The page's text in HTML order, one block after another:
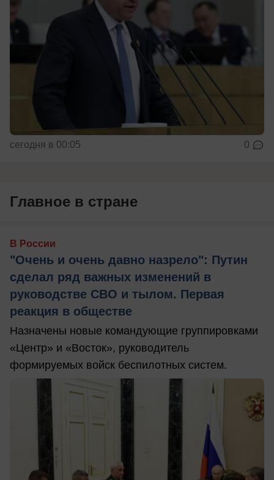
сегодня в 00:05 0
Главное в стране
В России
"Очень и очень давно назрело": Путин
сделал ряд важных изменений в
руководстве СВО и тылом. Первая
реакция в обществе
Назначены новые командующие группировками
«Центр» и «Восток», руководитель
формируемых войск беспилотных систем.